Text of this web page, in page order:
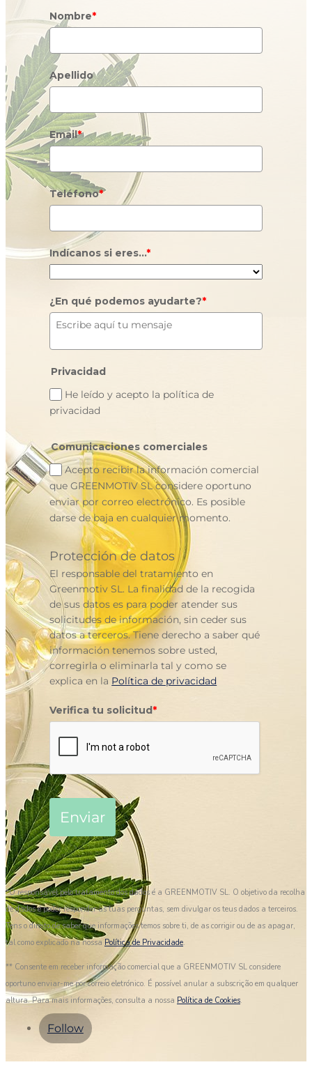
Nombre*
Apellido
Email*
Teléfono*
Indícanos si eres...*
¿En qué podemos ayudarte?*
Privacidad
He leído y acepto la política de
privacidad
Comunicaciones comerciales
Acepto recibir la información comercial
que GREENMOTIV SL considere oportuno
enviar por correo electrónico. Es posible
darse de baja en cualquier momento.
Protección de datos
El responsable del tratamiento en
Greenmotiv SL. La finalidad de la recogida
de sus datos es para poder atender sus
solicitudes de información, sin ceder sus
datos a terceros. Tiene derecho a saber qué
información tenemos sobre usted,
corregirla o eliminarla tal y como se
explica en la Política de privacidad
Verifica tu solicitud*
Enviar
*O responsável pelo tratamento dos dados é a GREENMOTIV SL. O objetivo da recolha
de dados é poder responder às tuas perguntas, sem divulgar os teus dados a terceiros.
Tens o direito de saber que informações temos sobre ti, de as corrigir ou de as apagar,
tal como explicado na nossa Política de Privacidade.
** Consente em receber informação comercial que a GREENMOTIV SL considere
oportuno enviar-me por correio eletrónico. É possível anular a subscrição em qualquer
altura. Para mais informações, consulta a nossa Política de Cookies.
Follow